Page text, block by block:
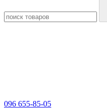
096 655-85-05